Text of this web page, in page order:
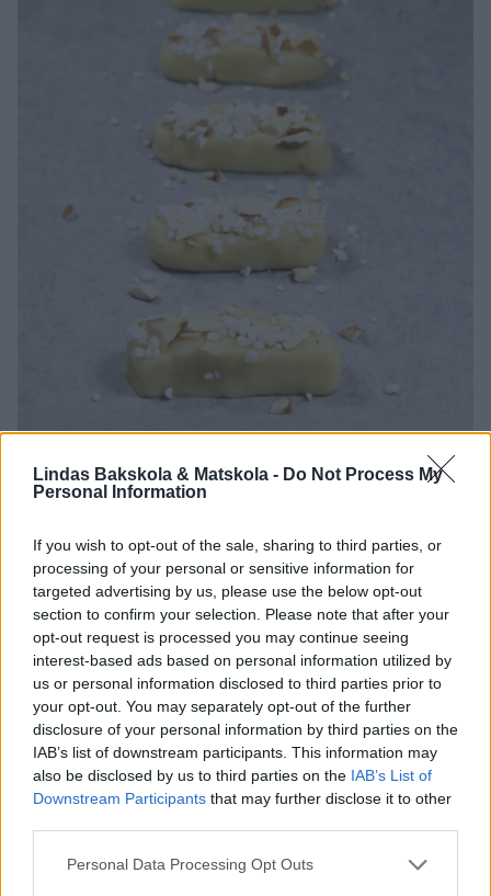
Lindas Bakskola & Matskola - Do Not Process My
Personal Information
If you wish to opt-out of the sale, sharing to third parties, or
processing of your personal or sensitive information for
targeted advertising by us, please use the below opt-out
section to confirm your selection. Please note that after your
opt-out request is processed you may continue seeing
interest-based ads based on personal information utilized by
us or personal information disclosed to third parties prior to
your opt-out. You may separately opt-out of the further
disclosure of your personal information by third parties on the
IAB’s list of downstream participants. This information may
also be disclosed by us to third parties on the IAB’s List of
Downstream Participants that may further disclose it to other
Personal Data Processing Opt Outs
5. Pensla kakorna med äggvita och strö över mandel- och